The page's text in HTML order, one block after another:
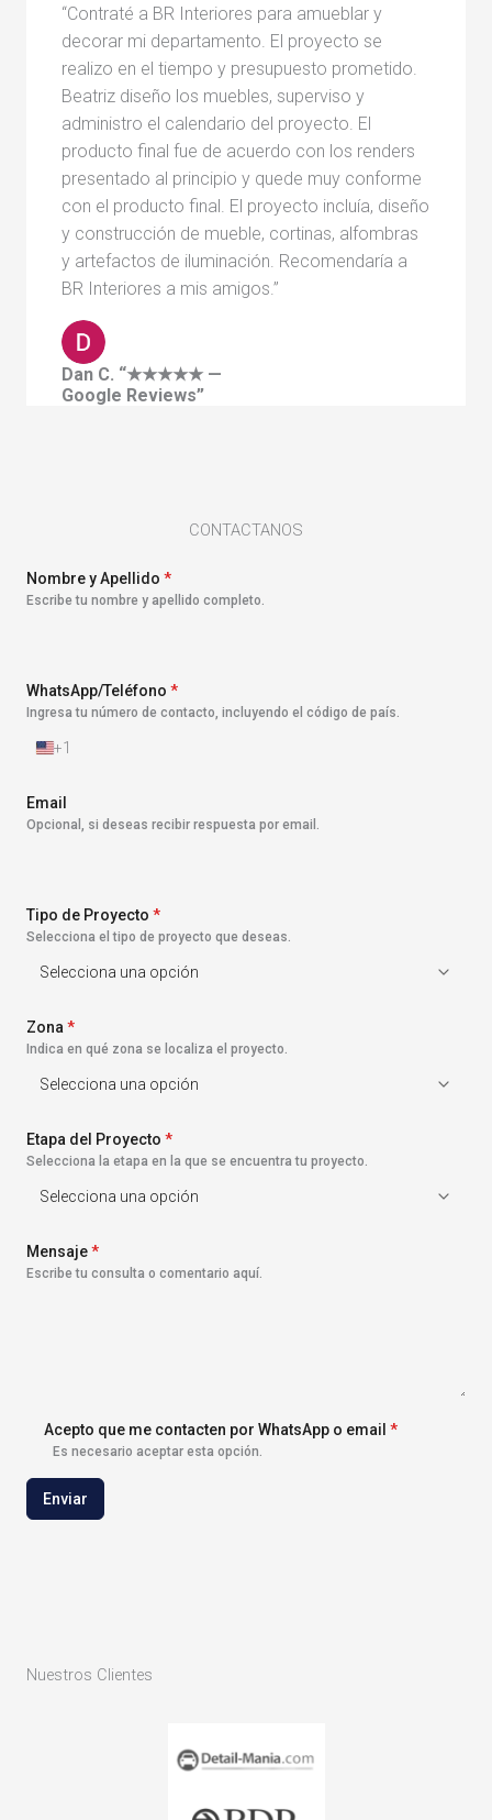
“Contraté a BR Interiores para amueblar y
decorar mi departamento. El proyecto se
realizo en el tiempo y presupuesto prometido.
Beatriz diseño los muebles, superviso y
administro el calendario del proyecto. El
producto final fue de acuerdo con los renders
presentado al principio y quede muy conforme
con el producto final. El proyecto incluía, diseño
y construcción de mueble, cortinas, alfombras
y artefactos de iluminación. Recomendaría a
BR Interiores a mis amigos.”
Dan C. “★★★★★ —
Google Reviews”
CONTACTANOS
Nombre y Apellido *
Escribe tu nombre y apellido completo.
WhatsApp/Teléfono *
Ingresa tu número de contacto, incluyendo el código de país.
E
a
d
n
i
o
1
+1
Email
Opcional, si deseas recibir respuesta por email.
Tipo de Proyecto *
Selecciona el tipo de proyecto que deseas.
Zona *
Indica en qué zona se localiza el proyecto.
Etapa del Proyecto *
Selecciona la etapa en la que se encuentra tu proyecto.
Mensaje*
Escribe tu consulta o comentario aquí.
Acepto que me contacten por WhatsApp o email *
Es necesario aceptar esta opción.
Enviar
Nuestros Clientes